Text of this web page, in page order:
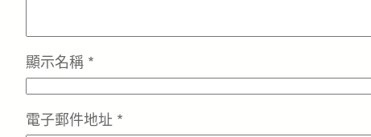
顯示名稱 *
電子郵件地址 *